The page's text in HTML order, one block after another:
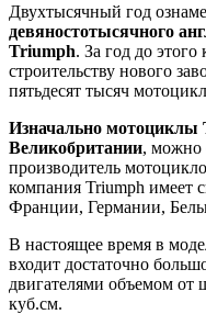
Двухтысячный год
девяностотысячного
Triumph. За год до
строительству нового
пятьдесят тысяч
Изначально мотоциклы
Великобритании, можно
производитель
компания Triumph имеет
Франции, Германии,
В настоящее время в
входит достаточно
двигателями объемом от
куб.см.